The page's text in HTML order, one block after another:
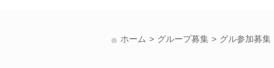
ホーム グループ募集 グル参加募集